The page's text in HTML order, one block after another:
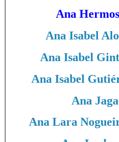
Ana
Ana Isabel
Ana Isabel
Ana Isabel
Ana
Ana Lara